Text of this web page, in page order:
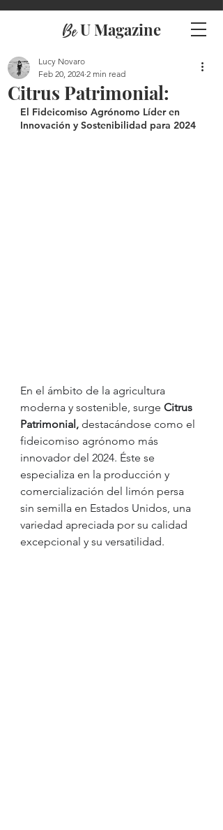
BeU Magazine
Citrus Patrimonial:
Lucy Novaro
Feb 20, 2024 2 min read
El Fideicomiso Agrónomo Líder en
Innovación y Sostenibilidad para 2024
En el ámbito de la agricultura
moderna y sostenible, surge Citrus
Patrimonial, destacándose como el
fideicomiso agrónomo más
innovador del 2024. Éste se
especializa en la producción y
comercialización del limón persa
sin semilla en Estados Unidos, una
variedad apreciada por su calidad
excepcional y su versatilidad.